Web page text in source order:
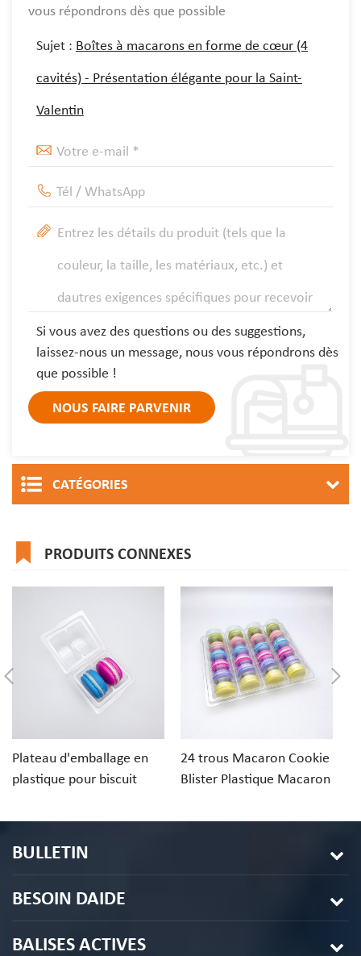
vous répondrons dès que possible
Sujet : Boîtes à macarons en forme de cœur (4
cavités) - Présentation élégante pour la Saint-
Valentin
Si vous avez des questions ou des suggestions,
laissez-nous un message, nous vous répondrons dès
que possible !
CATÉGORIES
PRODUITS CONNEXES
Plateau d'emballage en
plastique pour biscuit
24 trous Macaron Cookie
Blister Plastique Macaron
BULLETIN
BESOIN DAIDE
BALISES ACTIVES